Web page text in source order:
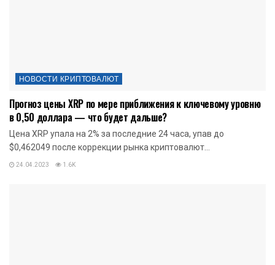
НОВОСТИ КРИПТОВАЛЮТ
Прогноз цены XRP по мере приближения к ключевому уровню
в 0,50 доллара — что будет дальше?
Цена XRP упала на 2% за последние 24 часа, упав до
$0,462049 после коррекции рынка криптовалют...
24.04.2023 1.6K